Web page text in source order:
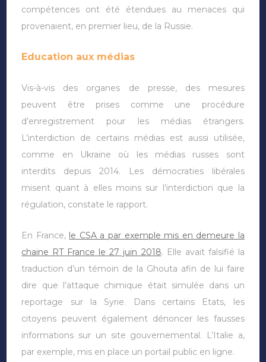
compétences ont été étendues au menaces qui
provenaient, en premier lieu, de la Russie.
Education aux médias
Vis-à-vis des organes de presse, des mesures
peuvent être prises comme une procédure
d’enregistrement pour les médias étrangers.
L’interdiction de certains médias est aussi utilisée,
comme en Ukraine où les médias russes sont
interdits depuis 2014. Les démocraties libérales
misent quant à elles moins sur l’interdiction que la
régulation, constate le rapport.
En France, le CSA a par exemple mis en demeure la
chaine RT France le 27 juin 2018. Elle avait falsifié la
traduction d’un témoin de la Ghouta afin de lui faire
dire que l’attaque chimique était simulée dans un
reportage sur la Syrie. Dans certains Etats, les
citoyens peuvent également dénoncer les fausses
informations sur un site gouvernemental. L’Italie a,
par exemple, mis en place un portail public en ligne.